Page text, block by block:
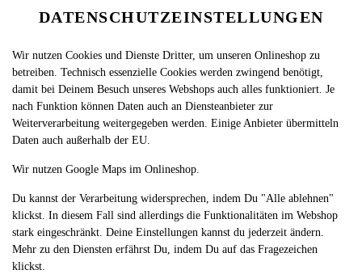
DE
SPRACHE ÄNDERN
CHILLI CHEESE NUGGETS 12
STÜCK
DATENSCHUTZEINSTELLUNGEN
Wir nutzen Cookies und Dienste Dritter, um unseren Onlineshop zu
betreiben. Technisch essenzielle Cookies werden zwingend benötigt,
damit bei Deinem Besuch unseres Webshops auch alles funktioniert. Je
nach Funktion können Daten auch an Diensteanbieter zur
Weiterverarbeitung weitergegeben werden. Einige Anbieter übermitteln
Daten auch außerhalb der EU.
Wir nutzen Google Maps im Onlineshop.
Du kannst der Verarbeitung widersprechen, indem Du "Alle ablehnen"
klickst. In diesem Fall sind allerdings die Funktionalitäten im Webshop
stark eingeschränkt. Deine Einstellungen kannst du jederzeit ändern.
Mehr zu den Diensten erfährst Du, indem Du auf das Fragezeichen
klickst.